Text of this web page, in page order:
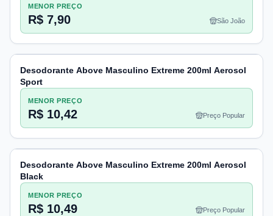
MENOR PREÇO
R$ 7,90 São João
Desodorante Above Masculino Extreme 200ml Aerosol
Sport
MENOR PREÇO
R$ 10,42 Preço Popular
Desodorante Above Masculino Extreme 200ml Aerosol
Black
MENOR PREÇO
R$ 10,49 Preço Popular